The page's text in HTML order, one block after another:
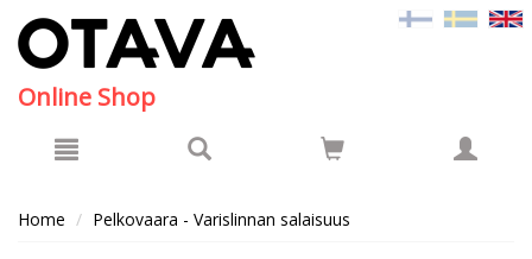
Online Shop
Home Pelkovaara - Varislinnan salaisuus